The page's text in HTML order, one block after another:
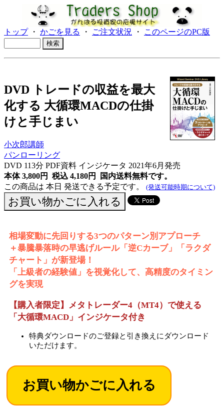
トップ・ かごを見る ・ ご注文状況 ・ このページのPC版
DVD トレードの収益を最大
化する 大循環MACDの仕掛
けと手じまい
小次郎講師
パンローリング
DVD 113分 PDF資料 インジケータ 2021年6月発売
本体 3,800円 税込 4,180円
国内送料無料です。
この商品は 本日 発送できる予定です。 (発送可能時期について)
相場変動に先回りする3つのパターン別アプローチ
＋暴騰暴落時の早逃げルール「逆Cカーブ」「ラクダ
チャート」が新登場！
「上級者の経験値」を視覚化して、高精度のタイミン
グを実現
【購入者限定】メタトレーダー4（MT4）で使える
「大循環MACD」インジケータ付き
特典ダウンロードのご登録と引き換えにダウンロード
いただけます。